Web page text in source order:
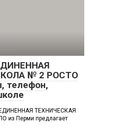
№ 2 РОСТО
телефон,
ТЕХНИЧЕСКАЯ
Перми предлагает